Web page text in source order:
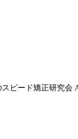
ピード矯正研究会